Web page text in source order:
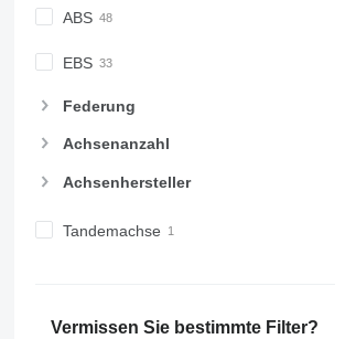
ABS
EBS
Federung
Achsenanzahl
Achsenhersteller
Tandemachse
Vermissen Sie bestimmte Filter?